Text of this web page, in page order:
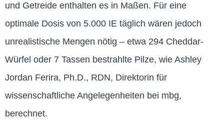
und Getreide enthalten es in Maßen. Für eine
optimale Dosis von 5.000 IE täglich wären jedoch
unrealistische Mengen nötig – etwa 294 Cheddar-
Würfel oder 7 Tassen bestrahlte Pilze, wie Ashley
Jordan Ferira, Ph.D., RDN, Direktorin für
wissenschaftliche Angelegenheiten bei mbg,
berechnet.